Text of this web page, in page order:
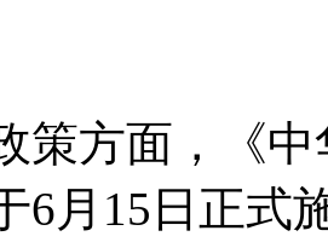
方面，《中
6月15日正式